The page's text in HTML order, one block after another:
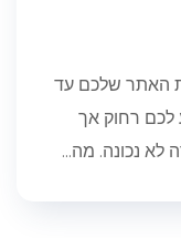
האתר שלכם עד
לכם רחוק אך
לא נכונה. מה...